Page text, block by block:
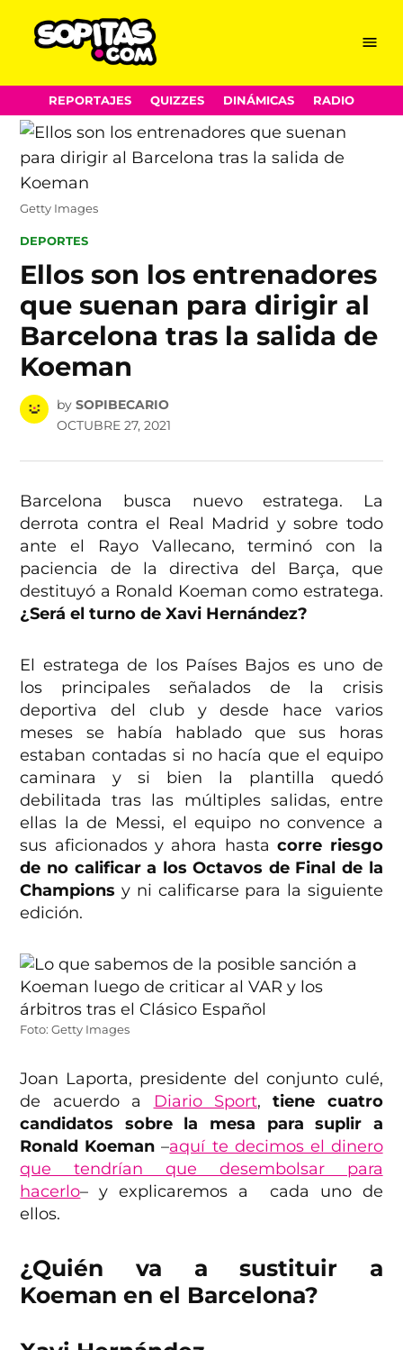
Skip
to
content
Menu
REPORTAJES QUIZZES DINÁMICAS RADIO
Getty Images
POSTED
DEPORTES
Ellos son los entrenadores
que suenan para dirigir al
Barcelona tras la salida de
Koeman
by SOPIBECARIO
OCTUBRE 27, 2021
Barcelona busca nuevo estratega. La
derrota contra el Real Madrid y sobre todo
ante el Rayo Vallecano, terminó con la
paciencia de la directiva del Barça, que
destituyó a Ronald Koeman como estratega.
¿Será el turno de Xavi Hernández?
El estratega de los Países Bajos es uno de
los principales señalados de la crisis
deportiva del club y desde hace varios
meses se había hablado que sus horas
estaban contadas si no hacía que el equipo
caminara y si bien la plantilla quedó
debilitada tras las múltiples salidas, entre
ellas la de Messi, el equipo no convence a
sus aficionados y ahora hastacorre riesgo
de no calificar a los Octavos de Final de la
Champions y ni calificarse para la siguiente
edición.
Foto: Getty Images
Joan Laporta, presidente del conjunto culé,
de acuerdo a
Diario Sport,tiene cuatro
candidatos sobre la mesa para suplir a
Ronald Koeman –aquí te decimos el dinero
que tendrían que desembolsar para
hacerlo– y explicaremos a cada uno de
ellos.
¿Quién va a sustituir a
Koeman en el Barcelona?